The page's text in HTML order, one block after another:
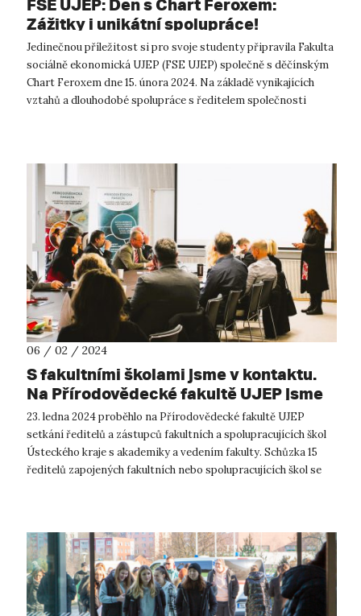
FSE UJEP: Den s Chart Feroxem:
Zážitky i unikátní spolupráce!
Jedinečnou příležitost si pro svoje studenty připravila Fakulta
sociálně ekonomická UJEP (FSE UJEP) společně s děčínským
Chart Feroxem dne 15. února 2024. Na základě vynikajících
vztahů a dlouhodobé spolupráce s ředitelem společnosti
06 / 02 / 2024
S fakultními školami jsme v kontaktu.
Na Přírodovědecké fakultě UJEP jsme
se s nimi setkali koncem ledna
23. ledna 2024 proběhlo na Přírodovědecké fakultě UJEP
setkání ředitelů a zástupců fakultních a spolupracujících škol
Ústeckého kraje s akademiky a vedením fakulty. Schůzka 15
ředitelů zapojených fakultních nebo spolupracujících škol se